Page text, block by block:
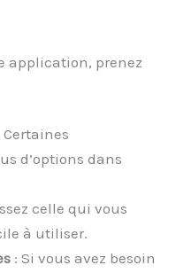
application, prenez
Certaines
d’options dans
celle qui vous
à utiliser.
: Si vous avez besoin